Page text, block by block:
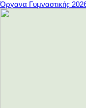
Όργανα Γυμναστικής